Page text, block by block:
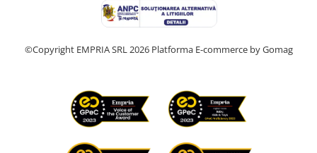
©Copyright EMPRIA SRL 2026 Platforma E-commerce by Gomag